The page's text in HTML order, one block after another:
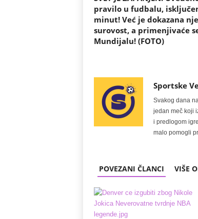
pravilo u fudbalu,
minut! Već je dokazana
surovost, a primenjivaće
Mundijalu! (FOTO)
Sportske
Svakog dana
jedan meč koji
i predlogom
malo pomogli
POVEZANI ČLANCI VIŠE